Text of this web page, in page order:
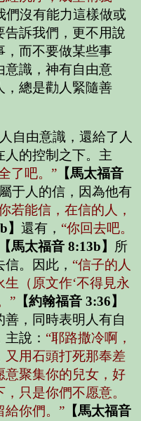
們沒有能力這樣做或
訴我們，更不用說
，而不要做某些事
意識，神有自由意
，總是勸人緊隨善
自由意識，還給了人
人的控制之下。主
了吧。” 【馬太福音
于人的信，因為他有
若能信，在信的人，
還有， “你回去吧。
【馬太福音 8:13b】 所
。因此， “信子的人
（原文作‘不得見永
” 【約翰福音 3:36】
善，同時表明人有自
說： “耶路撒冷啊，
用石頭打死那奉差
意聚集你的兒女，好
只是你們不愿意。
給你們。” 【馬太福音